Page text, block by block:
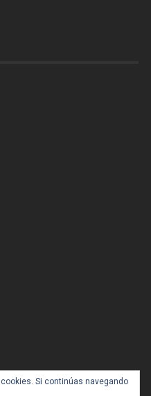
Si continúas navegando